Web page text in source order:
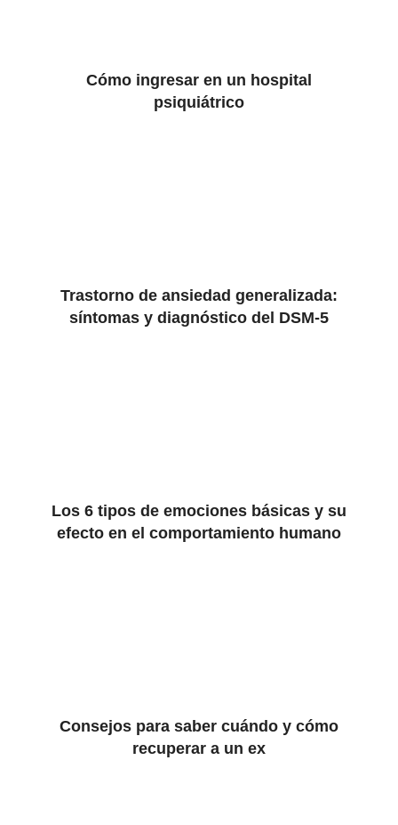
Cómo ingresar en un hospital
psiquiátrico
Trastorno de ansiedad generalizada:
síntomas y diagnóstico del DSM-5
Los 6 tipos de emociones básicas y su
efecto en el comportamiento humano
Consejos para saber cuándo y cómo
recuperar a un ex